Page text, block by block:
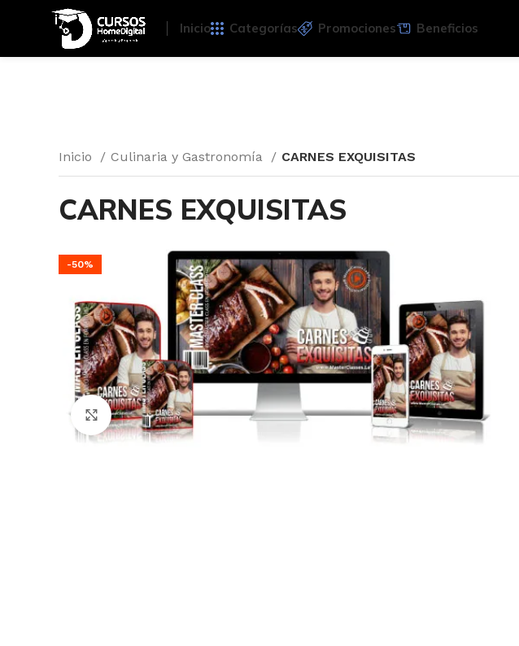
Inicio Categorías Promociones Beneficios
Inicio Culinaria y Gastronomía CARNES EXQUISITAS
CARNES EXQUISITAS
-50%
Click para agrandar